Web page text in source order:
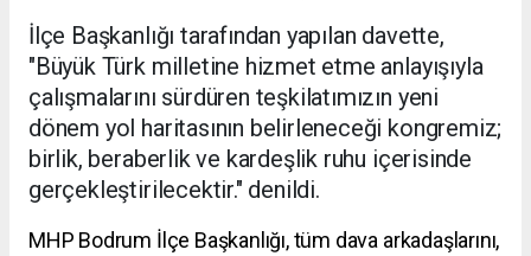
İlçe Başkanlığı tarafından yapılan davette,
"Büyük Türk milletine hizmet etme anlayışıyla
çalışmalarını sürdüren teşkilatımızın yeni
dönem yol haritasının belirleneceği kongremiz;
birlik, beraberlik ve kardeşlik ruhu içerisinde
gerçekleştirilecektir." denildi.
MHP Bodrum İlçe Başkanlığı, tüm dava arkadaşlarını,